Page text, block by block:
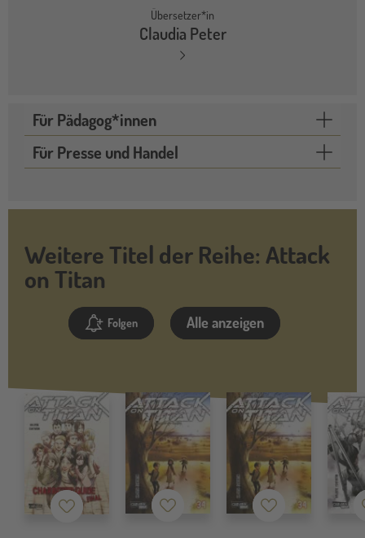
Übersetzer*in
Claudia Peter
Für Pädagog*innen
Für Presse und Handel
Weitere Titel der Reihe: Attack
on Titan
Folgen Alle anzeigen
Merkzettel Merkzettel Merkzettel